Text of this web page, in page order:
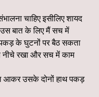
चाहिए इसीलिए शायद
बात के लिए मैं सच में
के घुटनों पर बैठ सकता
नीचे रखा और सच में काम
आकर उसके दोनों हाथ पकड़